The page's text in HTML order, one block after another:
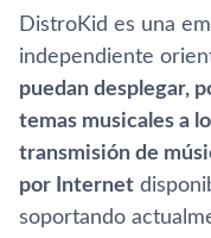
DistroKid es una
independiente
puedan desplegar,
temas musicales a
transmisión de
por Internet
soportando